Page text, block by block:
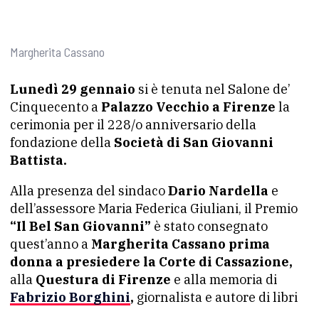
Margherita Cassano
Lunedì 29 gennaio si è tenuta nel Salone de’
Cinquecento a Palazzo Vecchio a Firenze la
cerimonia per il 228/o anniversario della
fondazione della Società di San Giovanni
Battista.
Alla presenza del sindacoDario Nardella e
dell’assessore Maria Federica Giuliani, il Premio
“Il Bel San Giovanni” è stato consegnato
quest’anno a Margherita Cassano prima
donna a presiedere la Corte di Cassazione,
alla Questura di Firenze e alla memoria di
Fabrizio Borghini, giornalista e autore di libri